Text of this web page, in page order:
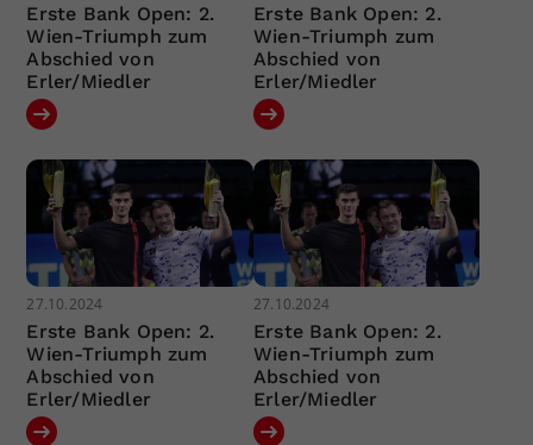
Erste Bank Open: 2.
Wien-Triumph zum
Abschied von
Erler/Miedler
Erste Bank Open: 2.
Wien-Triumph zum
Abschied von
Erler/Miedler
27.10.2024
Erste Bank Open: 2.
Wien-Triumph zum
Abschied von
Erler/Miedler
27.10.2024
Erste Bank Open: 2.
Wien-Triumph zum
Abschied von
Erler/Miedler